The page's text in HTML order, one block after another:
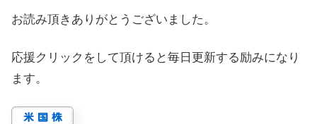
お読み頂きありがとうございました。
応援クリックをして頂けると毎日更新する励みになり
ます。